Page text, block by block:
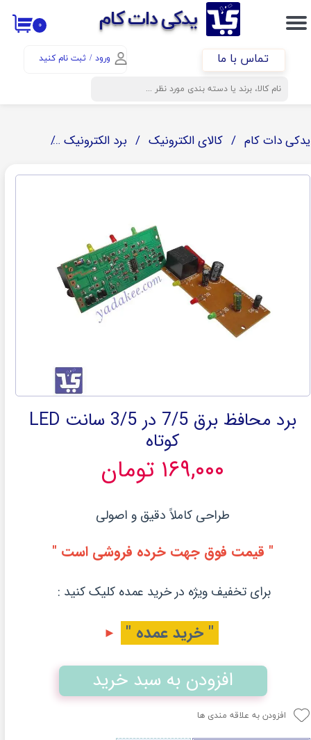
​​یدکی دات کام
ورود / ثبت نام کنید
حساب کاربری من
تغییر گذر واژه
سفارشات
۰
تماس با ما
یدکی دات کام کالای الکترونیک برد الکترونیک
برد محافظ برق 7/5 در 3/5 سانت LED
کوتاه
۱۶۹,۰۰۰ تومان
طراحی کاملاً دقیق و اصولی
" قیمت فوق جهت خرده فروشی است "
برای تخفیف ویژه در خرید عمده کلیک کنید :
" خرید عمده " ►
افزودن به سبد خرید
افزودن به علاقه مندی ها